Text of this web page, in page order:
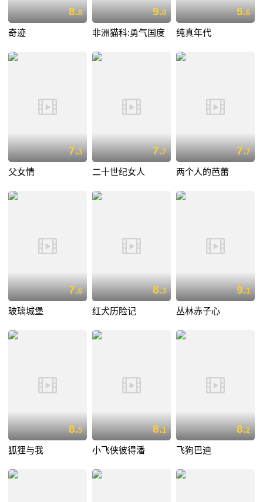
8.8
奇迹
9.0
非洲猫科:勇气国度
5.6
纯真年代
7.3
父女情
7.7
二十世纪女人
7.7
两个人的芭蕾
7.6
玻璃城堡
8.3
红犬历险记
9.1
丛林赤子心
8.5
狐狸与我
8.1
小飞侠彼得潘
8.2
飞狗巴迪